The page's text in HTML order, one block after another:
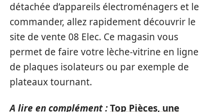
détachée d’appareils électroménagers et le
commander, allez rapidement découvrir le
site de vente 08 Elec. Ce magasin vous
permet de faire votre lèche-vitrine en ligne
de plaques isolateurs ou par exemple de
plateaux tournant.
A lire en complément :Top Pièces, une